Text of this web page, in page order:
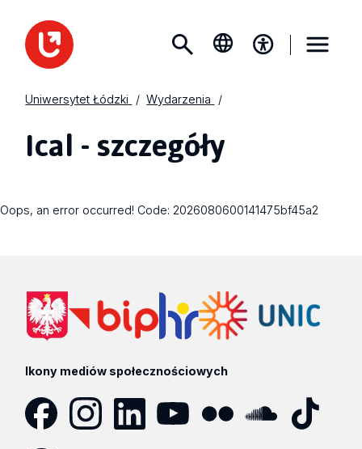
Uniwersytet Łódzki Wydarzenia
Ical - szczegóły
Oops, an error occurred! Code: 2026080600141475bf45a2
Ikony mediów społecznościowych